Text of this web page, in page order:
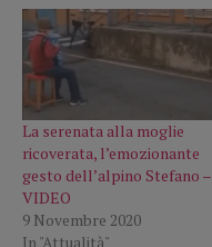
La serenata alla moglie
ricoverata, l’emozionante
gesto dell’alpino Stefano –
VIDEO
9 Novembre 2020
In "Attualità"